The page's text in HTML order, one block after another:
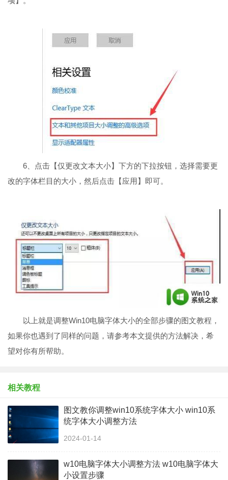
6、点击【仅更改文本大小】下方的下拉按钮，选择需要更
改的字体栏目的大小，然后点击【应用】即可。
以上就是调整Win10电脑字体大小的全部步骤的图文教程，
如果你也遇到了同样的问题，请参考本文提供的方法解决，希
望对你有所帮助。
相关教程
图文教你调整win10系统字体大小 win10系
统字体大小调整方法
2024-01-14
w10电脑字体大小调整方法 w10电脑字体大
小设置步骤